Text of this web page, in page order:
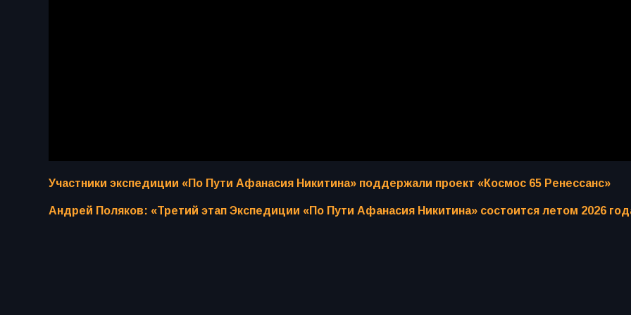
Участники экспедиции «По Пути Афанасия Никитина» поддержали проект «Космос 65 Ренессанс»
Андрей Поляков: «Третий этап Экспедиции «По Пути Афанасия Никитина» состоится летом 2026